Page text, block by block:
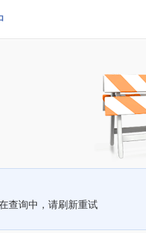
查询中，请刷新重试